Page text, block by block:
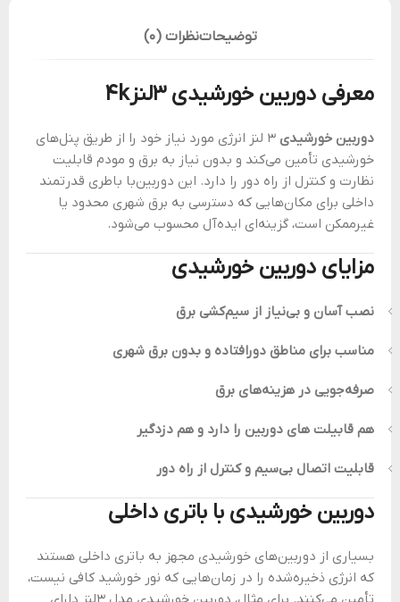
توضیحاتنظرات (0)
معرفی دوربین خورشیدی 3لنز4k
دوربین خورشیدی
3 لنز انرژی مورد نیاز خود را از طریق پنل‌های
خورشیدی تأمین می‌کند و بدون نیاز به برق و مودم قابلیت
نظارت و کنترل از راه دور را دارد. این دوربین‌با باطری قدرتمند
داخلی برای مکان‌هایی که دسترسی به برق شهری محدود یا
غیرممکن است، گزینه‌ای ایده‌آل محسوب می‌شود.
مزایای دوربین خورشیدی
نصب آسان و بی‌نیاز از سیم‌کشی برق
مناسب برای مناطق دورافتاده و بدون برق شهری
صرفه‌جویی در هزینه‌های برق
هم قابیلت های دوربین را دارد و هم دزدگیر
قابلیت اتصال بی‌سیم و کنترل از راه دور
دوربین خورشیدی با باتری داخلی
بسیاری از دوربین‌های خورشیدی مجهز به باتری داخلی هستند
که انرژی ذخیره‌شده را در زمان‌هایی که نور خورشید کافی نیست،